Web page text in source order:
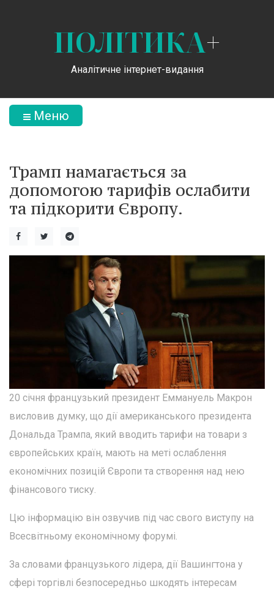
ПОЛІТИКА+
Аналітичне інтернет-видання
Меню
Трамп намагається за
допомогою тарифів ослабити
та підкорити Європу.
20 січня французький президент Еммануель Макрон
висловив думку, що дії американського президента
Дональда Трампа, який вводить тарифи на товари з
європейських країн, мають на меті ослаблення
економічних позицій Європи та створення над нею
фінансового тиску.
Цю інформацію він озвучив під час свого виступу на
Всесвітньому економічному форумі.
За словами французького лідера, дії Вашингтона у
сфері торгівлі безпосередньо шкодять інтересам